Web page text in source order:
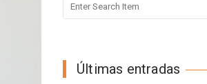
Últimas entradas